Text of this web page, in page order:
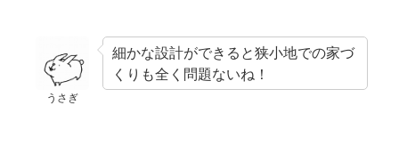
うさぎ
細かな設計ができると狭小地での家づ
くりも全く問題ないね！